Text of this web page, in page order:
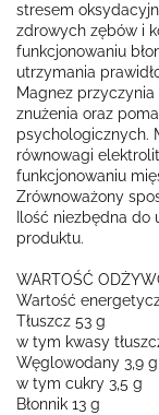
stresem
zdrowych zębów i
funkcjonowaniu
utrzymania
Magnez
znużenia oraz
psychologicznych.
równowagi
funkcjonowaniu
Zrównoważony
Ilość niezbędna
produktu.
WARTOŚĆ
Wartość
Tłuszcz 53 g
w tym kwasy
Węglowodany 3,9 g
w tym cukry 3,5 g
Błonnik 13 g